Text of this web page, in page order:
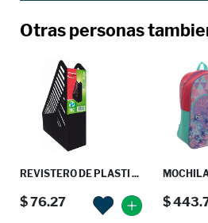
Otras personas
REVISTERO DE PLASTI ...
$ 76.27 $